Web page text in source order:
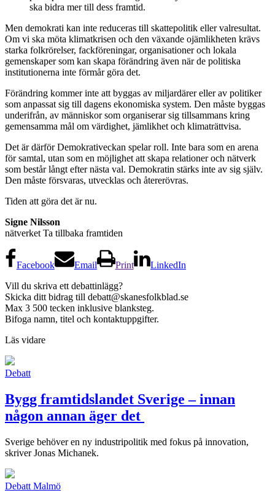
ska bidra mer till dess framtid.
Men demokrati kan inte reduceras till skattepolitik eller valresultat.
Om vi ska möta klimatkrisen och den växande ojämlikheten krävs
starka folkrörelser, fackföreningar, organisationer och lokala
gemenskaper som kan skapa förändring även när de politiska
institutionerna inte förmår göra det.
Förändring kommer inte att byggas av miljardärer eller av politiker
som anpassat sig till dagens ekonomiska system. Den måste byggas
underifrån, av människor som organiserar sig tillsammans kring
gemensamma mål om värdighet, jämlikhet och klimaträttvisa.
Det är därför Demokrativeckan spelar roll. Inte bara som en arena
för samtal, utan som en möjlighet att skapa relationer och nätverk
som består långt efter nästa val. Demokratin stärks inte av sig själv.
Den måste försvaras, utvecklas och återerövras.
Tiden att göra det är nu.
Signe Nilsson
nätverket Ta tillbaka framtiden
Facebook Email Print
LinkedIn
Vill du skriva ett debattinlägg?
Skicka ditt bidrag till debatt@skanesfolkblad.se
Max 3 500 tecken inklusive blanksteg.
Bifoga namn, titel och kontaktuppgifter.
Läs vidare
Debatt
Bygg framtidslandet Sverige – innan
någon annan äger det
Sverige behöver en ny industripolitik med fokus på innovation,
skriver Jonas Michanek.
Debatt Malmö